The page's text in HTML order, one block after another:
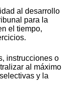
al desarrollo
para la
el tiempo,
instrucciones o
al máximo
y la